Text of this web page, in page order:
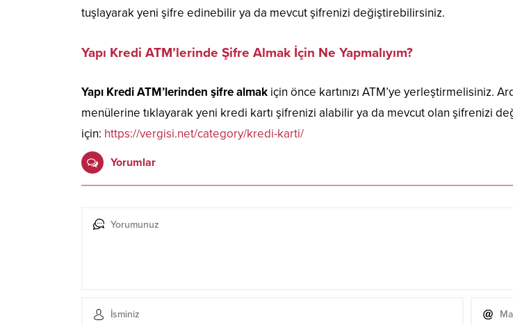
tuşlayarak yeni şifre edinebilir ya da mevcut şifrenizi değiştirebilirsiniz.
Yapı Kredi ATM’lerinde Şifre Almak İçin Ne Yapmalıyım?
Yapı Kredi ATM’lerinden şifre almak için önce kartınızı ATM’ye yerleştirmelisiniz.
menülerine tıklayarak yeni kredi kartı şifrenizi alabilir ya da mevcut olan şifrenizi
için: https://vergisi.net/category/kredi-karti/
Yorumlar